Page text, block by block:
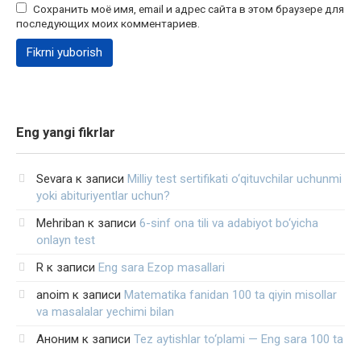
Сохранить моё имя, email и адрес сайта в этом браузере для
последующих моих комментариев.
Eng yangi fikrlar
Sevara к записи Milliy test sertifikati o‘qituvchilar uchunmi
yoki abituriyentlar uchun?
Mehriban к записи 6-sinf ona tili va adabiyot bo‘yicha
onlayn test
R к записи Eng sara Ezop masallari
anoim к записи Matematika fanidan 100 ta qiyin misollar
va masalalar yechimi bilan
Аноним к записи Tez aytishlar to‘plami — Eng sara 100 ta